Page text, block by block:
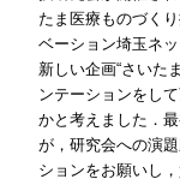
たま医療ものづく
ベーション埼玉ネ
新しい企画“さいた
ンテーションをし
かと考えました．
が，研究会への演
ションをお願いし